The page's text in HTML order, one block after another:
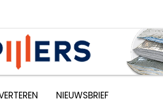
NIEUWSBRIEF